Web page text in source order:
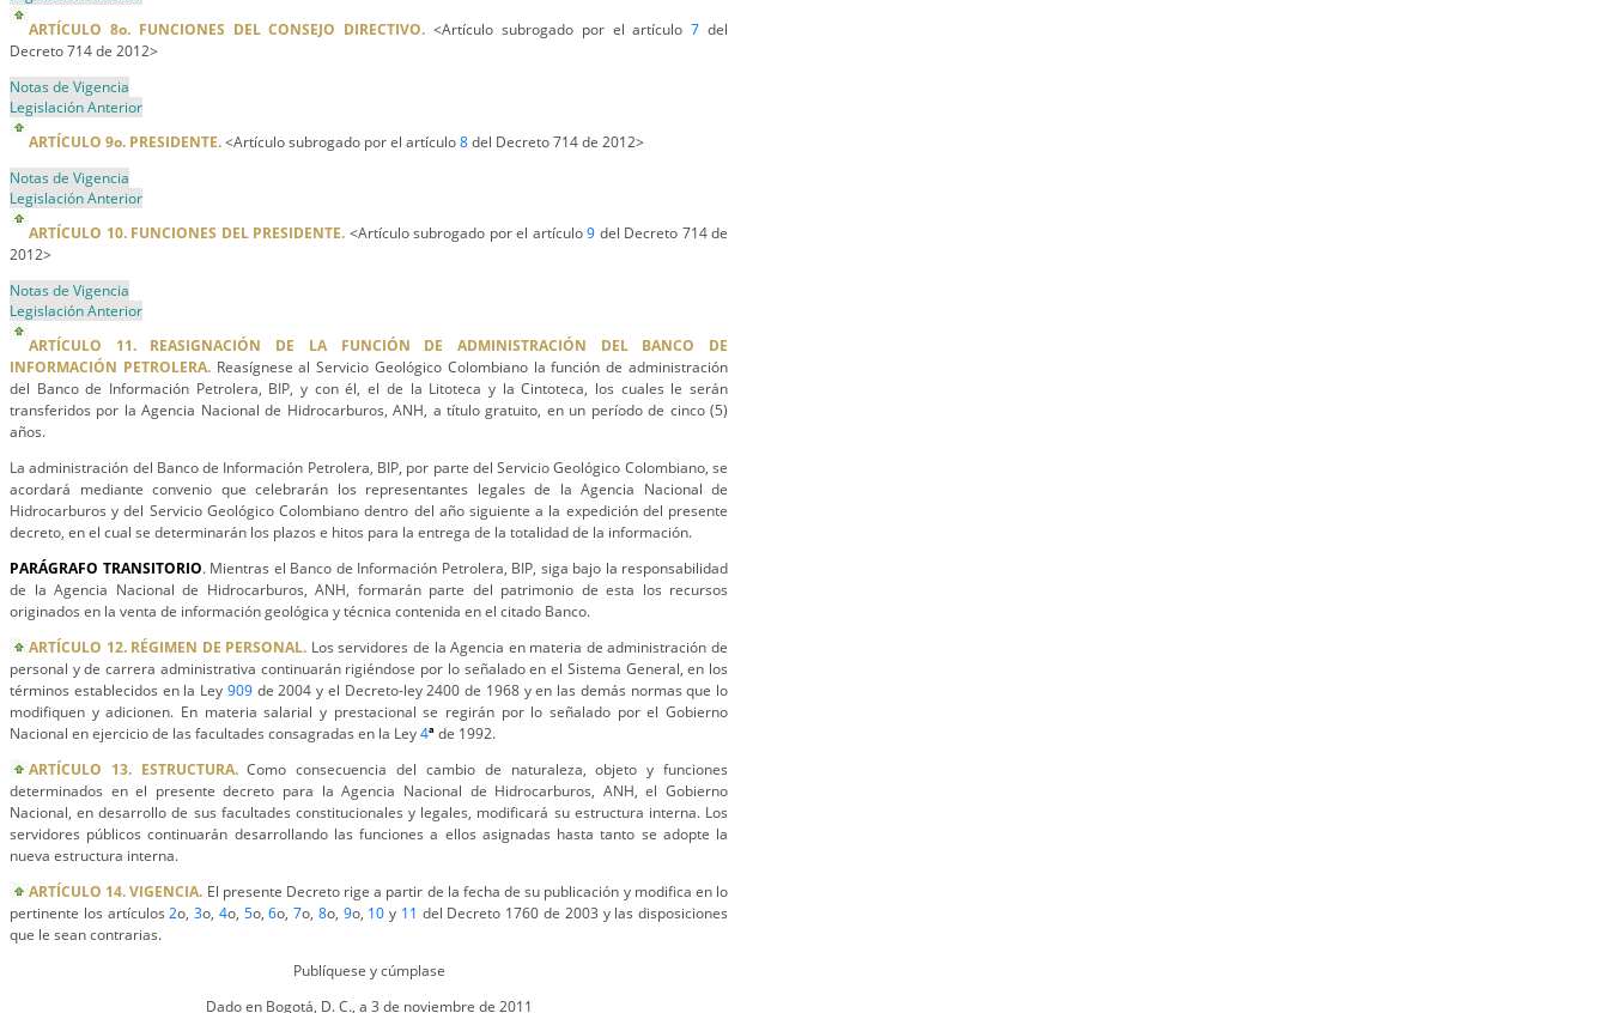
ARTÍCULO 8o. FUNCIONES DEL CONSEJO DIRECTIVO. <Artículo subrogado por el artículo7 del
Decreto 714 de 2012>
Notas de Vigencia
Legislación Anterior
ARTÍCULO 9o. PRESIDENTE.<Artículo subrogado por el artículo8del Decreto 714 de 2012>
Notas de Vigencia
Legislación Anterior
ARTÍCULO 10. FUNCIONES DEL PRESIDENTE. <Artículo subrogado por el artículo9 del Decreto 714 de
2012>
Notas de Vigencia
Legislación Anterior
ARTÍCULO 11. REASIGNACIÓN DE LA FUNCIÓN DE ADMINISTRACIÓN DEL BANCO DE
INFORMACIÓN PETROLERA.Reasígnese al Servicio Geológico Colombiano la función de administración
del Banco de Información Petrolera, BIP, y con él, el de la Litoteca y la Cintoteca, los cuales le serán
transferidos por la Agencia Nacional de Hidrocarburos, ANH, a título gratuito, en un período de cinco (5)
años.
La administración del Banco de Información Petrolera, BIP, por parte del Servicio Geológico Colombiano, se
acordará mediante convenio que celebrarán los representantes legales de la Agencia Nacional de
Hidrocarburos y del Servicio Geológico Colombiano dentro del año siguiente a la expedición del presente
decreto, en el cual se determinarán los plazos e hitos para la entrega de la totalidad de la información.
PARÁGRAFO TRANSITORIO. Mientras el Banco de Información Petrolera, BIP, siga bajo la responsabilidad
de la Agencia Nacional de Hidrocarburos, ANH, formarán parte del patrimonio de esta los recursos
originados en la venta de información geológica y técnica contenida en el citado Banco.
ARTÍCULO 12. RÉGIMEN DE PERSONAL. Los servidores de la Agencia en materia de administración de
personal y de carrera administrativa continuarán rigiéndose por lo señalado en el Sistema General, en los
términos establecidos en la Ley 909de 2004 y el Decreto-ley 2400 de 1968 y en las demás normas que lo
modifiquen y adicionen. En materia salarial y prestacional se regirán por lo señalado por el Gobierno
Nacional en ejercicio de las facultades consagradas en la Ley4ª de 1992.
ARTÍCULO 13. ESTRUCTURA.Como consecuencia del cambio de naturaleza, objeto y funciones
determinados en el presente decreto para la Agencia Nacional de Hidrocarburos, ANH, el Gobierno
Nacional, en desarrollo de sus facultades constitucionales y legales, modificará su estructura interna. Los
servidores públicos continuarán desarrollando las funciones a ellos asignadas hasta tanto se adopte la
nueva estructura interna.
ARTÍCULO 14. VIGENCIA. El presente Decreto rige a partir de la fecha de su publicación y modifica en lo
pertinente los artículos2o,3o, 4o, 5o,6o,7o, 8o, 9o, 10 y 11 del Decreto 1760 de 2003 y las disposiciones
que le sean contrarias.
Publíquese y cúmplase
Dado en Bogotá, D. C., a 3 de noviembre de 2011